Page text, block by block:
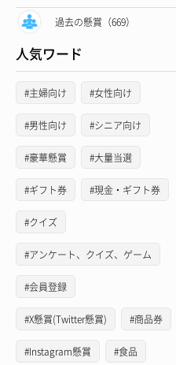
過去の懸賞（669）
人気ワード
#主婦向け #女性向け
#男性向け #シニア向け
#豪華懸賞 #大量当選
#ギフト券 #現金・ギフト券
#クイズ
#アンケート、クイズ、ゲーム
#会員登録
#X懸賞(Twitter懸賞) #商品券
#Instagram懸賞 #食品